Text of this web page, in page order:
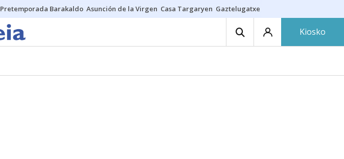
Pretemporada Barakaldo Asunción de la Virgen Casa Targaryen Gaztelugatxe
Kiosko